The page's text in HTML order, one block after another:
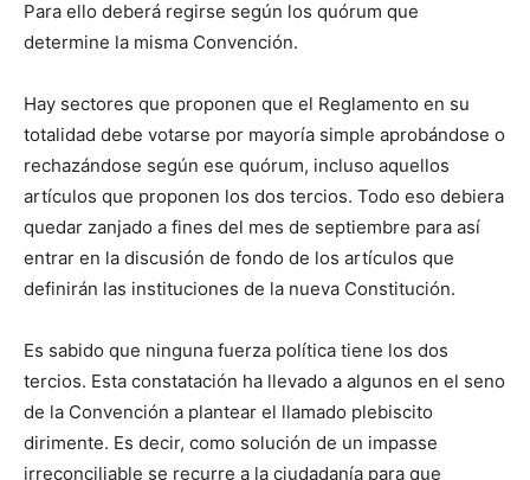
Para ello deberá regirse según los quórum que
determine la misma Convención.
Hay sectores que proponen que el Reglamento en su
totalidad debe votarse por mayoría simple aprobándose o
rechazándose según ese quórum, incluso aquellos
artículos que proponen los dos tercios. Todo eso debiera
quedar zanjado a fines del mes de septiembre para así
entrar en la discusión de fondo de los artículos que
definirán las instituciones de la nueva Constitución.
Es sabido que ninguna fuerza política tiene los dos
tercios. Esta constatación ha llevado a algunos en el seno
de la Convención a plantear el llamado plebiscito
dirimente. Es decir, como solución de un impasse
irreconciliable se recurre a la ciudadanía para que